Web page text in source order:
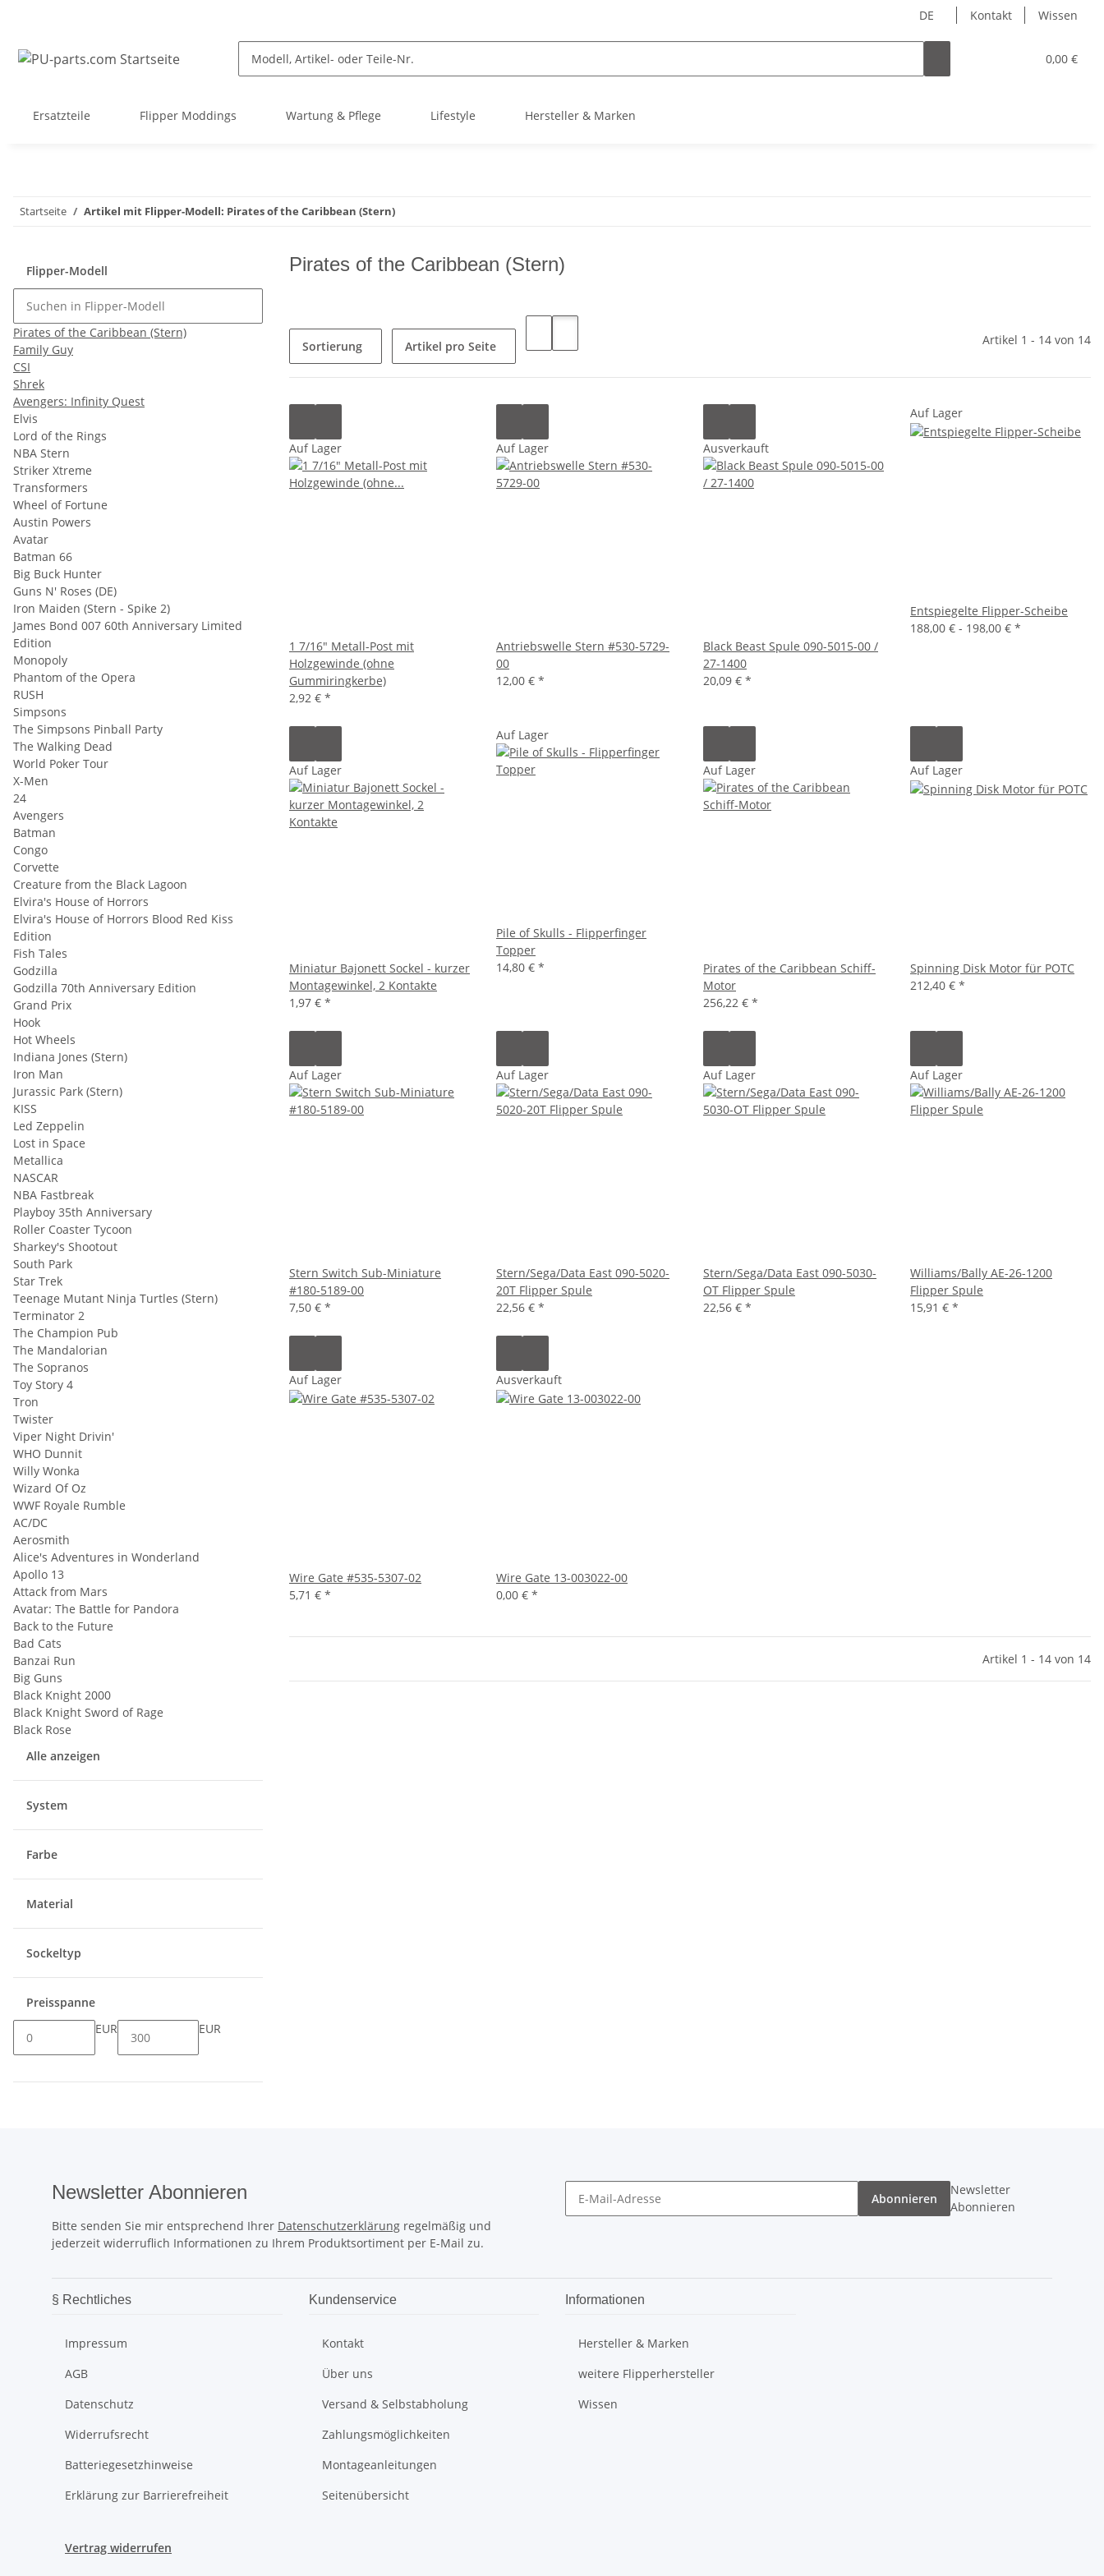
DE Kontakt Wissen
0,00 €
Ersatzteile Flipper Moddings Wartung & Pflege Lifestyle Hersteller & Marken
Startseite Artikel mit Flipper-Modell: Pirates of the Caribbean (Stern)
Pirates of the Caribbean (Stern)
Sortierung Artikel pro Seite Artikel 1 - 14 von 14
Auf Lager
1 7/16" Metall-Post mit
Holzgewinde (ohne
Gummiringkerbe)
2,92 € *
Auf Lager
Antriebswelle Stern #530-5729-
00
12,00 € *
Ausverkauft
Black Beast Spule 090-5015-00 /
27-1400
20,09 € *
Auf Lager
Entspiegelte Flipper-Scheibe
188,00 € - 198,00 € *
Auf Lager
Miniatur Bajonett Sockel - kurzer
Montagewinkel, 2 Kontakte
1,97 € *
Auf Lager
Pile of Skulls - Flipperfinger
Topper
14,80 € *
Auf Lager
Pirates of the Caribbean Schiff-
Motor
256,22 € *
Auf Lager
Spinning Disk Motor für POTC
212,40 € *
Auf Lager
Stern Switch Sub-Miniature
#180-5189-00
7,50 € *
Auf Lager
Stern/Sega/Data East 090-5020-
20T Flipper Spule
22,56 € *
Auf Lager
Stern/Sega/Data East 090-5030-
OT Flipper Spule
22,56 € *
Auf Lager
Williams/Bally AE-26-1200
Flipper Spule
15,91 € *
Auf Lager
Wire Gate #535-5307-02
5,71 € *
Ausverkauft
Wire Gate 13-003022-00
0,00 € *
Artikel 1 - 14 von 14
Flipper-Modell
Pirates of the Caribbean (Stern)
Family Guy
CSI
Shrek
Avengers: Infinity Quest
Elvis
Lord of the Rings
NBA Stern
Striker Xtreme
Transformers
Wheel of Fortune
Austin Powers
Avatar
Batman 66
Big Buck Hunter
Guns N' Roses (DE)
Iron Maiden (Stern - Spike 2)
James Bond 007 60th Anniversary Limited
Edition
Monopoly
Phantom of the Opera
RUSH
Simpsons
The Simpsons Pinball Party
The Walking Dead
World Poker Tour
X-Men
24
Avengers
Batman
Congo
Corvette
Creature from the Black Lagoon
Elvira's House of Horrors
Elvira's House of Horrors Blood Red Kiss
Edition
Fish Tales
Godzilla
Godzilla 70th Anniversary Edition
Grand Prix
Hook
Hot Wheels
Indiana Jones (Stern)
Iron Man
Jurassic Park (Stern)
KISS
Led Zeppelin
Lost in Space
Metallica
NASCAR
NBA Fastbreak
Playboy 35th Anniversary
Roller Coaster Tycoon
Sharkey's Shootout
South Park
Star Trek
Teenage Mutant Ninja Turtles (Stern)
Terminator 2
The Champion Pub
The Mandalorian
The Sopranos
Toy Story 4
Tron
Twister
Viper Night Drivin'
WHO Dunnit
Willy Wonka
Wizard Of Oz
WWF Royale Rumble
AC/DC
Aerosmith
Alice's Adventures in Wonderland
Apollo 13
Attack from Mars
Avatar: The Battle for Pandora
Back to the Future
Bad Cats
Banzai Run
Big Guns
Black Knight 2000
Black Knight Sword of Rage
Black Rose
Alle anzeigen
System
Farbe
Material
Sockeltyp
Preisspanne
EUR
EUR
Newsletter Abonnieren
Bitte senden Sie mir entsprechend Ihrer Datenschutzerklärung regelmäßig und
jederzeit widerruflich Informationen zu Ihrem Produktsortiment per E-Mail zu.
Abonnieren
Newsletter
Abonnieren
§ Rechtliches
Impressum
AGB
Datenschutz
Widerrufsrecht
Batteriegesetzhinweise
Erklärung zur Barrierefreiheit
Kundenservice
Kontakt
Über uns
Versand & Selbstabholung
Zahlungsmöglichkeiten
Montageanleitungen
Seitenübersicht
Informationen
Hersteller & Marken
weitere Flipperhersteller
Wissen
Vertrag widerrufen